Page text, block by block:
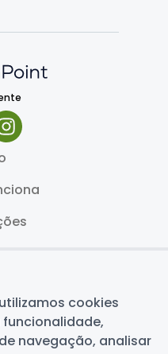
uso
cookies
navegação, analisar